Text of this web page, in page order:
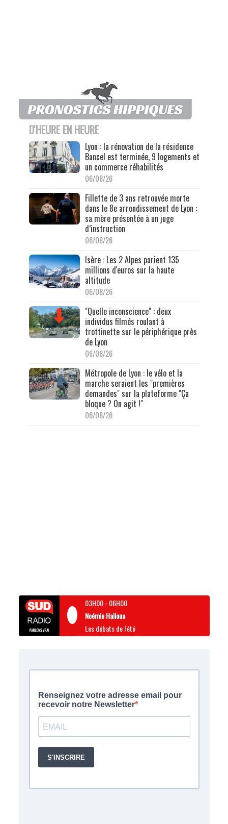
D'HEURE EN HEURE
Lyon : la rénovation de la résidence
Bancel est terminée, 9 logements et
un commerce réhabilités
06/08/26
Fillette de 3 ans retrouvée morte
dans le 8e arrondissement de Lyon :
sa mère présentée à un juge
d’instruction
06/08/26
Isère : Les 2 Alpes parient 135
millions d'euros sur la haute
altitude
06/08/26
"Quelle inconscience" : deux
individus filmés roulant à
trottinette sur le périphérique près
de Lyon
06/08/26
Métropole de Lyon : le vélo et la
marche seraient les "premières
demandes" sur la plateforme "Ça
bloque ? On agit !"
06/08/26
03H00- 06H00
Noémie Halioua
Les débats de l'été